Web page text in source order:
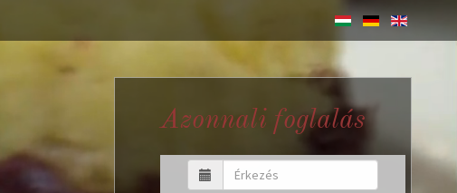
Azonnali foglalás